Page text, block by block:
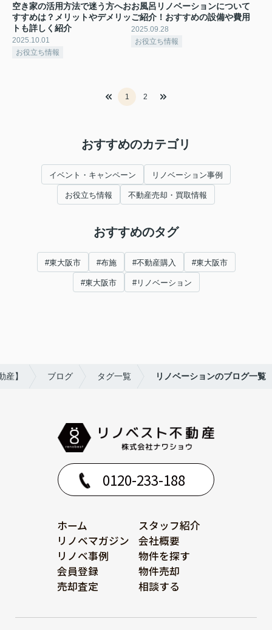
空き家の活用方法で迷う方へお
すすめは？メリットやデメリッ
トも詳しく紹介
2025.10.01
お役立ち情報
お風呂リノベーションについて
ご紹介！おすすめの設備や費用
2025.09.28
お役立ち情報
1 2
おすすめのカテゴリ
イベント・キャンペーン リノベーション事例
お役立ち情報 不動産売却・買取情報
おすすめのタグ
#東大阪市 #布施 #不動産購入 #東大阪市
#東大阪市 #リノベーション
】 ブログ タグ一覧 リノベーションのブログ一覧
0120-233-188
ホーム
スタッフ紹介
リノベマガジン
会社概要
リノベ事例
物件を探す
会員登録
物件売却
売却査定
相談する